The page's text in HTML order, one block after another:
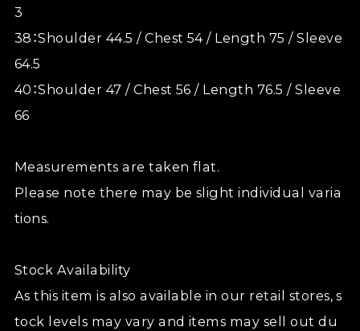
3
38：Shoulder 44.5 / Chest 54 / Length 75 / Sleeve
64.5
40：Shoulder 47 / Chest 56 / Length 76.5 / Sleeve
66
Measurements are taken flat.
Please note there may be slight individual varia
tions.
Stock Availability
As this item is also available in our retail stores, s
tock levels may vary and items may sell out du